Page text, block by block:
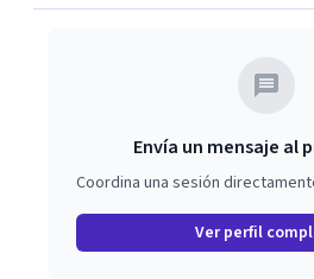
Envía un mensaje al
Coordina una sesión
Ver perfil